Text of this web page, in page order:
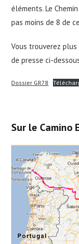
éléments. Le
pas moins de 8 de
Vous trouverez
de presse ci-
Dossier GR78
Sur le Camino